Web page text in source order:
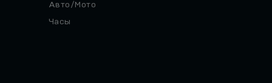
Авто/Мото
Часы